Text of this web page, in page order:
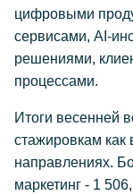
цифровыми
сервисами, AI-
решениями,
процессами.
Итоги весенней
стажировкам как
направлениях.
маркетинг - 1